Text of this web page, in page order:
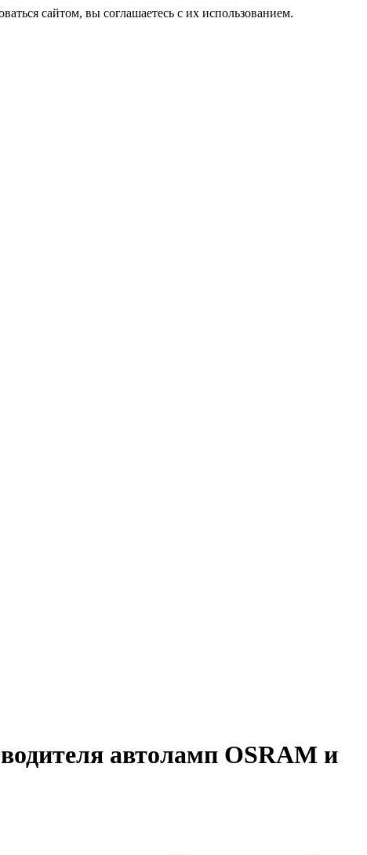
сайтом, вы соглашаетесь с их использованием.
автоламп OSRAM и